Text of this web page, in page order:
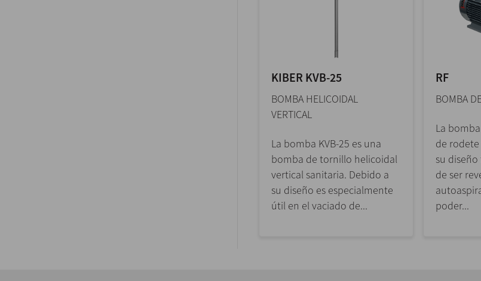
KIBER KVB-25
BOMBA HELICOIDAL
VERTICAL
La bomba KVB-25 es una
bomba de tornillo helicoidal
vertical sanitaria. Debido a
su diseño es especialmente
útil en el vaciado de...
RF
BOMBA
La
de
su
de ser
poder...